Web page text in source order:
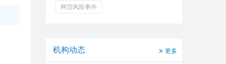
网贷风险事件
机构动态 更多